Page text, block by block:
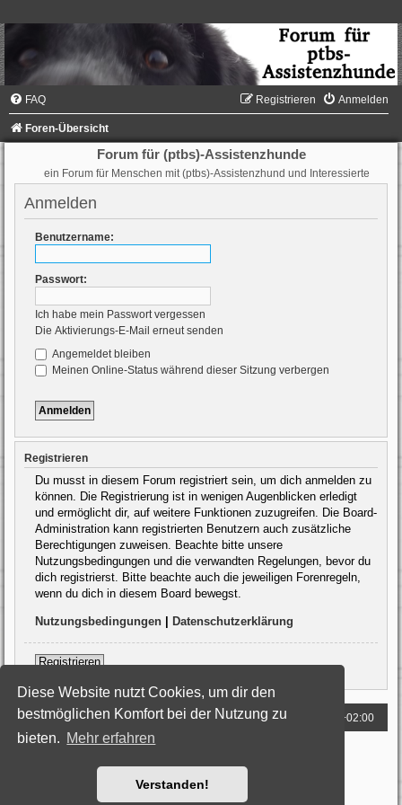
Diese Website nutzt Cookies, um dir den
bestmöglichen Komfort bei der Nutzung zu
bieten. Mehr erfahren
Verstanden!
FAQ Anmelden
Registrieren
Foren-Übersicht
Forum für (ptbs)-Assistenzhunde
ein Forum für Menschen mit (ptbs)-Assistenzhund und Interessierte
Anmelden
Benutzername:
Passwort:
Ich habe mein Passwort vergessen
Die Aktivierungs-E-Mail erneut senden
Angemeldet bleiben
Meinen Online-Status während dieser Sitzung verbergen
Registrieren
Du musst in diesem Forum registriert sein, um dich anmelden zu
können. Die Registrierung ist in wenigen Augenblicken erledigt
und ermöglicht dir, auf weitere Funktionen zuzugreifen. Die Board-
Administration kann registrierten Benutzern auch zusätzliche
Berechtigungen zuweisen. Beachte bitte unsere
Nutzungsbedingungen und die verwandten Regelungen, bevor du
dich registrierst. Bitte beachte auch die jeweiligen Forenregeln,
wenn du dich in diesem Board bewegst.
Nutzungsbedingungen Datenschutzerklärung
Registrieren
Foren-Übersicht Alle Zeiten sind UTC+02:00
Powered byphpBB® Forum Software © phpBB Limited
Nutzungsbedingungen